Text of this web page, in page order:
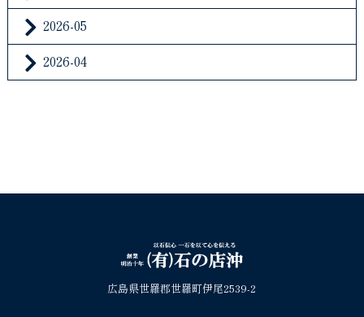
2026-05
2026-04
広島県世羅郡世羅町伊尾2539-2